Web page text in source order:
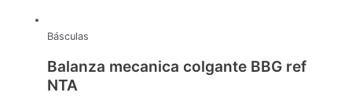
Básculas
Balanza mecanica colgante BBG ref
NTA